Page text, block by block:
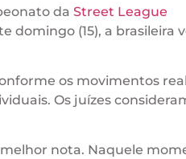
da Street League
domingo (15), a brasileira
os movimentos
Os juízes
nota. Naquele